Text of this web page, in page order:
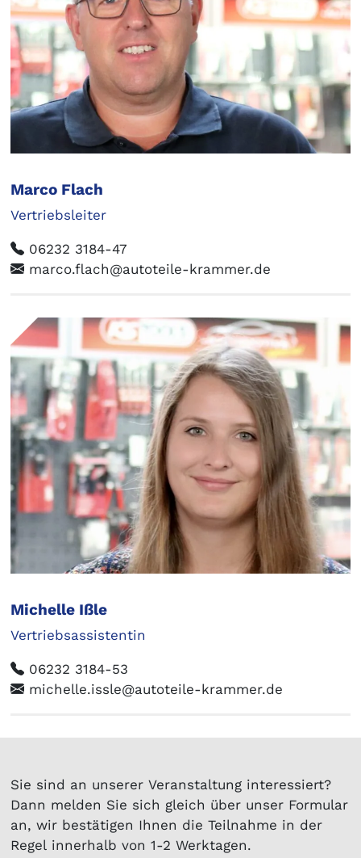
Marco Flach
Vertriebsleiter
06232 3184-47
marco.flach@autoteile-krammer.de
Michelle Ißle
Vertriebsassistentin
06232 3184-53
michelle.issle@autoteile-krammer.de
Sie sind an unserer Veranstaltung interessiert?
Dann melden Sie sich gleich über unser Formular
an, wir bestätigen Ihnen die Teilnahme in der
Regel innerhalb von 1-2 Werktagen.